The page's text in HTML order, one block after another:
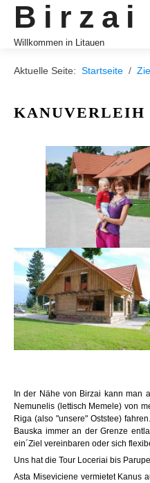
Birzai
Willkommen in Litauen
Aktuelle Seite: Startseite
In der Nähe von Birzai kann man
Nemunelis (lettisch Memele) von
Riga (also "unsere" Oststee)
Bauska immer an der Grenze
ein´Ziel vereinbaren oder sich
Uns hat die Tour Loceriai bis
Asta Miseviciene vermietet Kanus